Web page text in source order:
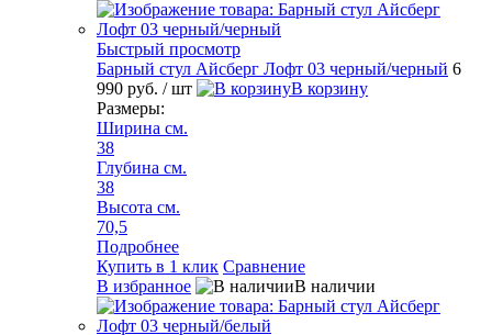
Быстрый просмотр
Барный стул Айсберг Лофт 03 черный/черный 6
990 руб. / шт
В корзину
Размеры:
Ширина см.
38
Глубина см.
38
Высота см.
70,5
Подробнее
Купить в 1 клик Сравнение
В избранное
В наличии